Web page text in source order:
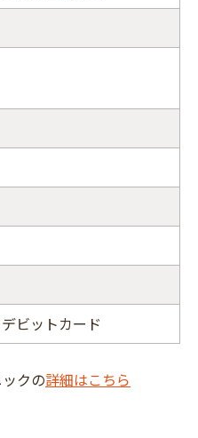
ビットカード
クの詳細はこちら